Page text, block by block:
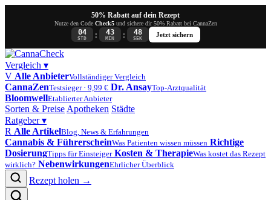
50% Rabatt auf dein Rezept
Nutze den Code Check5und sichere dir 50% Rabatt bei CannaZen
04
STD : 43
MIN : 48
SEK
Jetzt sichern
Vergleich ▾
V Alle AnbieterVollständiger Vergleich
CannaZenTestsieger · 9,99 € Dr. AnsayTop-Arztqualität
BloomwellEtablierter Anbieter
Sorten & Preise Apotheken Städte
Ratgeber▾
R Alle ArtikelBlog, News & Erfahrungen
Cannabis & FührerscheinWas Patienten wissen müssen Richtige
DosierungTipps für Einsteiger Kosten & TherapieWas kostet das Rezept
wirklich? NebenwirkungenEhrlicher Überblick
Rezept holen →